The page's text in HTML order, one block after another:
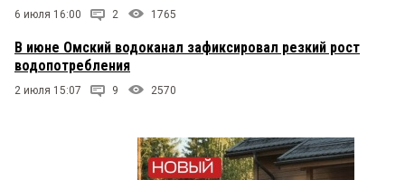
6 июля 16:00 2 1765
В июне Омский водоканал зафиксировал резкий рост
водопотребления
2 июля 15:07 9 2570